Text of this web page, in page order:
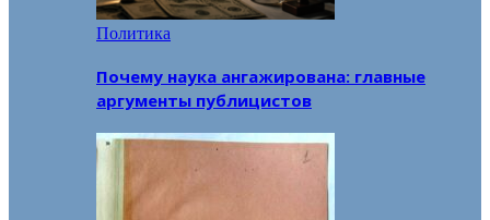
Политика
Почему наука ангажирована: главные
аргументы публицистов